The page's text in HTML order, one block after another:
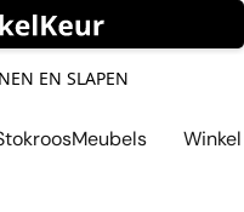
EN SLAPEN